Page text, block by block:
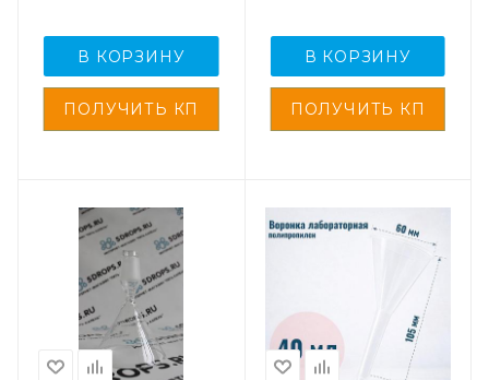
В КОРЗИНУ В КОРЗИНУ